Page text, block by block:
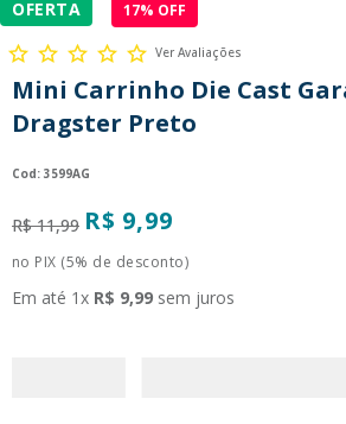
OFERTA 17% OFF
Ver Avaliações
Mini Carrinho Die Cast
Dragster Preto
: 3599AG
R$ 11,99 R$ 9,99
no PIX (5% de desconto)
Em até 1x R$ 9,99 sem juros
9º
guerreiras kpop
10 º bluey